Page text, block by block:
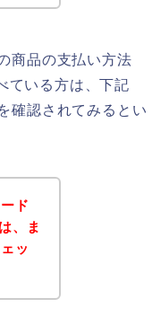
商品の支払い方法
ている方は、下記
確認されてみるとい
ド
、ま
ッ